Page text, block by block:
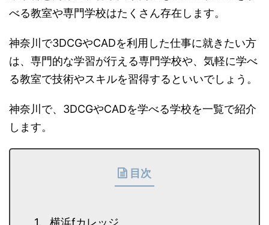
べる教室や専門学校はたくさん存在します。
神奈川で3DCGやCADを利用した仕事に就きたい方
は、専門的な学習が行える専門学校や、気軽に学べ
る教室で技術やスキルを習得するといいでしょう。
神奈川で、3DCGやCADを学べる学校を一覧で紹介
します。
目次
横浜fカレッジ